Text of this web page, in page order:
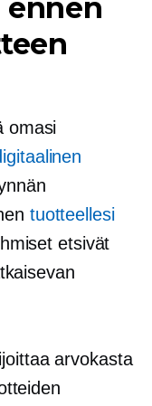
ennen
omasi
tuotteellesi
etsivät
arvokasta